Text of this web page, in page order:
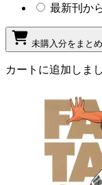
最新刊か
未購入分をまと
カートに追加しま